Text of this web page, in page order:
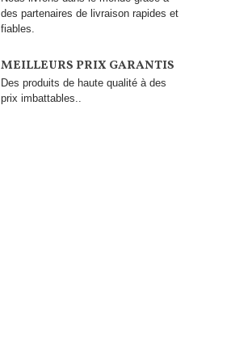
des partenaires de livraison rapides et
fiables.
MEILLEURS PRIX GARANTIS
Des produits de haute qualité à des
prix imbattables..